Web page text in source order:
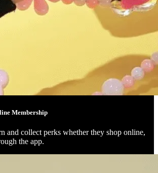
Membership
and collect perks whether they shop online,
the app.